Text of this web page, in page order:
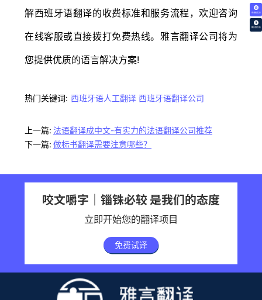
免费试译
翻译价格
解西班牙语翻译的收费标准和服务流程，欢迎咨询
在线客服或直接拨打免费热线。雅言翻译公司将为
您提供优质的语言解决方案!
热门关键词: 西班牙语人工翻译 西班牙语翻译公司
上一篇: 法语翻译成中文-有实力的法语翻译公司推荐
下一篇: 做标书翻译需要注意哪些？
咬文嚼字｜锱铢必较 是我们的态度
立即开始您的翻译项目
免费试译